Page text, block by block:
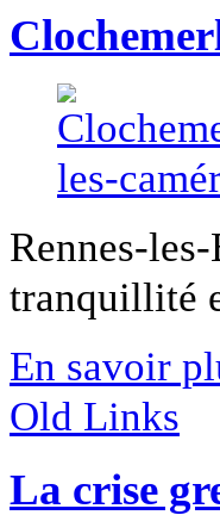
Rennes-
tranquillité
En savoir
Old Links
La crise